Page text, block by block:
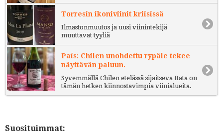
Torresin ikoniviinit kriisissä
Ilmastonmuutos ja uusi viinintekijä
muuttavat tyyliä
País: Chilen unohdettu rypäle tekee
näyttävän paluun.
Syvemmällä Chilen etelässä sijaitseva Itata on
tämän hetken kiinnostavimpia viinialueita.
Suosituimmat: